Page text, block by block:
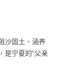
沙固土、涵养
是宁夏的“父亲